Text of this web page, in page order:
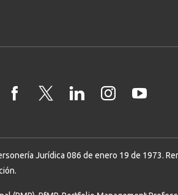
Jurídica 086 de enero 19 de 1973.